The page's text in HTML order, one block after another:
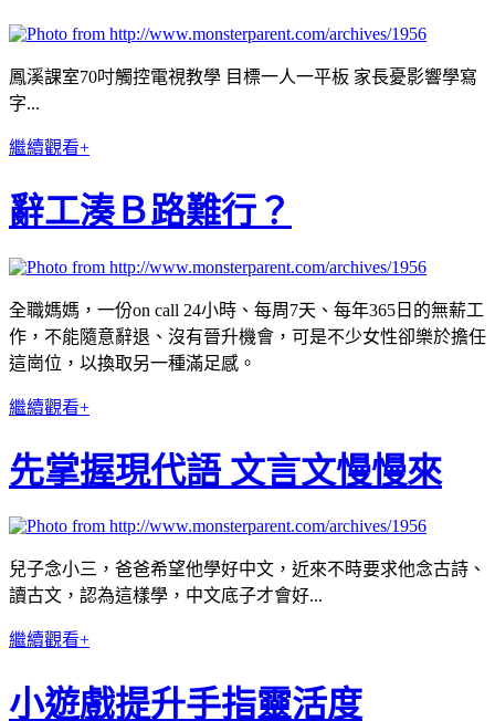
鳳溪課室70吋觸控電視教學 目標一人一平板 家長憂影響學寫
字...
繼續觀看+
辭工湊Ｂ路難行？
全職媽媽，一份on call 24小時、每周7天、每年365日的無薪工
作，不能隨意辭退、沒有晉升機會，可是不少女性卻樂於擔任
這崗位，以換取另一種滿足感。
繼續觀看+
先掌握現代語 文言文慢慢來
兒子念小三，爸爸希望他學好中文，近來不時要求他念古詩、
讀古文，認為這樣學，中文底子才會好...
繼續觀看+
小遊戲提升手指靈活度